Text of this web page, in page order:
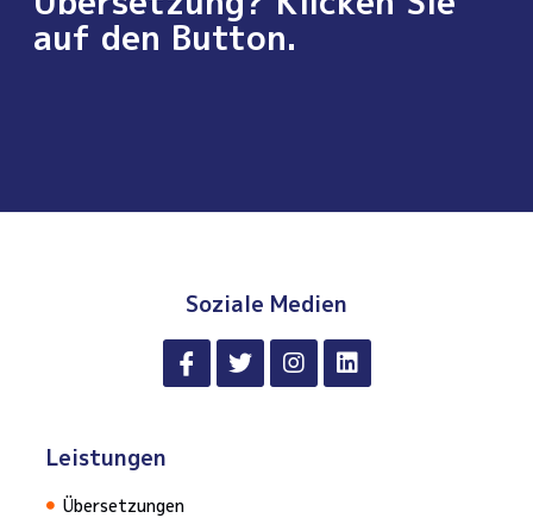
auf den Button.
Soziale Medien
Leistungen
Übersetzungen